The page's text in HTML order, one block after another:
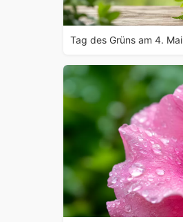
Tag des Grüns am 4. Mai